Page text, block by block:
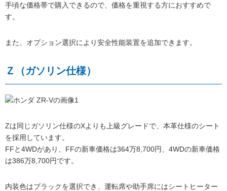
手頃な価格帯で購入できるので、価格を重視する方におすすめで
す。
また、オプション選択により安全性能装置を追加できます。
Ｚ（ガソリン仕様）
Zは同じガソリン仕様のXよりも上級グレードで、本革仕様のシート
を採用しています。
FFと4WDがあり、FFの新車価格は364万8,700円、4WDの新車価格
は386万8,700円です。
内装色はブラックを選択でき、運転席や助手席にはシートヒーター